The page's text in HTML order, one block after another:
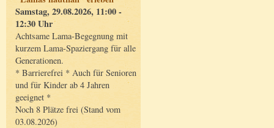
Samstag, 29.08.2026, 11:00 -
12:30 Uhr
Achtsame Lama-Begegnung mit
kurzem Lama-Spaziergang für alle
Generationen.
* Barrierefrei * Auch für Senioren
und für Kinder ab 4 Jahren
geeignet *
Noch 8 Plätze frei (Stand vom
03.08.2026)